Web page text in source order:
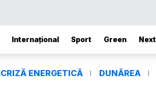
Internațional Sport Green Next
CRIZĂ ENERGETICĂ DUNĂREA